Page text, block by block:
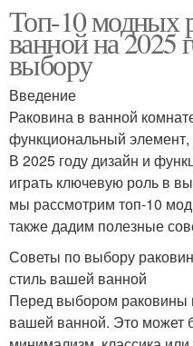
Топ-10 модных
ванной на 2025
выбору
Введение
Раковина в ванной
функциональный элемент,
В 2025 году дизайн и
играть ключевую роль в
мы рассмотрим топ-10
также дадим полезные
Советы по выбору
стиль вашей ванной
Перед выбором раковины
вашей ванной. Это может